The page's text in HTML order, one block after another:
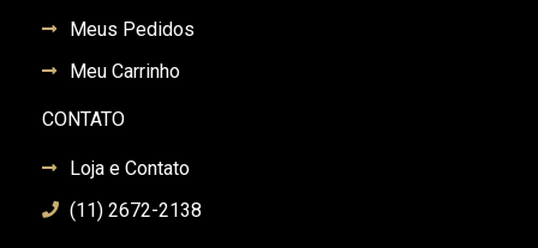
Meus Pedidos
Meu Carrinho
CONTATO
Loja e Contato
(11) 2672-2138